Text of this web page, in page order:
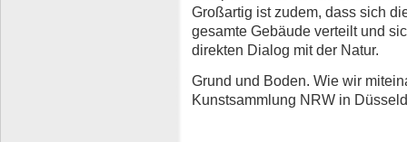
Großartig ist zudem, dass sich
gesamte Gebäude verteilt und
direkten Dialog mit der Natur.
Grund und Boden. Wie wir
Kunstsammlung NRW in